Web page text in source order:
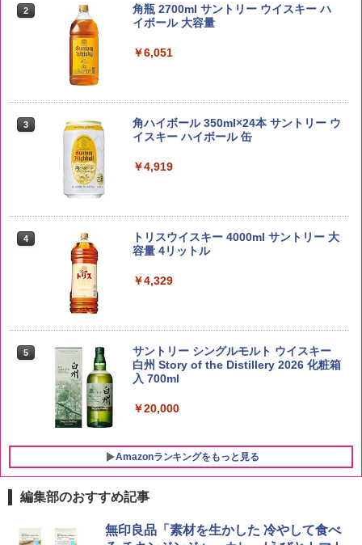
5kg 長野県産 令和7年産
kg 業務用 お米マイスターブレンド
米 5kg
￥4,536
2
角瓶 2700ml サントリー ウイスキー ハ
イボール 大容量
￥6,051
3
角ハイボール 350ml×24本 サントリー ウ
イスキー ハイボール 缶
￥4,919
4
トリスウイスキー 4000ml サントリー 大
容量 4リットル
￥4,329
5
サントリー シングルモルト ウイスキー
白州 Story of the Distillery 2026 化粧箱
入 700ml
￥20,000
Amazonランキングをもっと見る
1
チキンラーメン どんぶり 85g×12個 日清
1
シャープ 過熱水蒸気 オーブンレンジ 23
編集部のおすすめ記事
無印良品「素材を生かした 冷やして食べ